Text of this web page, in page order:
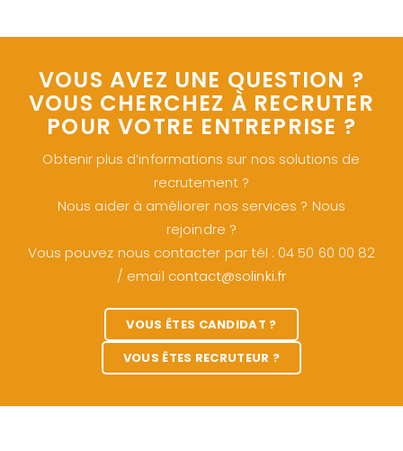
VOUS AVEZ UNE QUESTION ?
VOUS CHERCHEZ À RECRUTER
POUR VOTRE ENTREPRISE ?
Obtenir plus d’informations sur nos solutions de
recrutement ?
Nous aider à améliorer nos services ? Nous
rejoindre ?
Vous pouvez nous contacter par tél : 04 50 60 00 82
/ email contact@solinki.fr
VOUS ÊTES CANDIDAT ?
VOUS ÊTES RECRUTEUR ?